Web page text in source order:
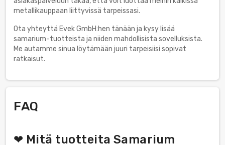
metallikauppaan liittyvissä tarpeissasi.
Ota yhteyttä Evek GmbH:hen tänään ja kysy lisää
samarium-tuotteista ja niiden mahdollisista sovelluksista.
Me autamme sinua löytämään juuri tarpeisiisi sopivat
ratkaisut.
FAQ
❤ Mitä tuotteita Samarium